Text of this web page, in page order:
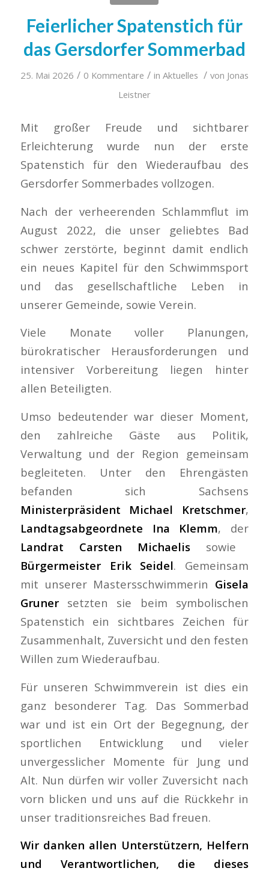
Feierlicher Spatenstich für
das Gersdorfer Sommerbad
25. Mai 2026 / 0 Kommentare / in Aktuelles / von Jonas
Leistner
Mit großer Freude und sichtbarer
Erleichterung wurde nun der erste
Spatenstich für den Wiederaufbau des
Gersdorfer Sommerbades vollzogen.
Nach der verheerenden Schlammflut im
August 2022, die unser geliebtes Bad
schwer zerstörte, beginnt damit endlich
ein neues Kapitel für den Schwimmsport
und das gesellschaftliche Leben in
unserer Gemeinde, sowie Verein.
Viele Monate voller Planungen,
bürokratischer Herausforderungen und
intensiver Vorbereitung liegen hinter
allen Beteiligten.
Umso bedeutender war dieser Moment,
den zahlreiche Gäste aus Politik,
Verwaltung und der Region gemeinsam
begleiteten. Unter den Ehrengästen
befanden sich Sachsens
Ministerpräsident Michael Kretschmer,
Landtagsabgeordnete Ina Klemm, der
Landrat Carsten Michaelis sowie
Bürgermeister Erik Seidel. Gemeinsam
mit unserer Mastersschwimmerin Gisela
Grunersetzten sie beim symbolischen
Spatenstich ein sichtbares Zeichen für
Zusammenhalt, Zuversicht und den festen
Willen zum Wiederaufbau.
Für unseren Schwimmverein ist dies ein
ganz besonderer Tag. Das Sommerbad
war und ist ein Ort der Begegnung, der
sportlichen Entwicklung und vieler
unvergesslicher Momente für Jung und
Alt. Nun dürfen wir voller Zuversicht nach
vorn blicken und uns auf die Rückkehr in
unser traditionsreiches Bad freuen.
Wir danken allen Unterstützern, Helfern
und Verantwortlichen, die dieses